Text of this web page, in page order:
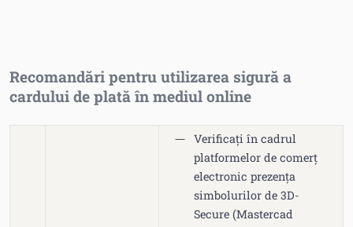
Recomandări pentru utilizarea sigură a
cardului de plată în mediul online
Verificați în cadrul
platformelor de comerț
electronic prezența
simbolurilor de 3D-
Secure (Mastercad